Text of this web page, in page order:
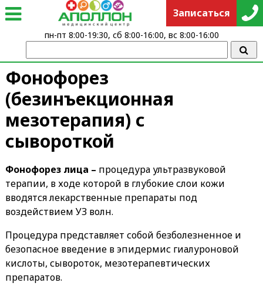
Фонофорез
(безинъекционная
мезотерапия) с
сывороткой
Фонофорез лица – процедура ультразвуковой
терапии, в ходе которой в глубокие слои кожи
вводятся лекарственные препараты под
воздействием УЗ волн.
Процедура представляет собой безболезненное и
безопасное введение в эпидермис гиалуроновой
кислоты, сывороток, мезотерапевтических
препаратов.
Записаться
пн-пт 8:00-19:30, сб 8:00-16:00, вс 8:00-16:00